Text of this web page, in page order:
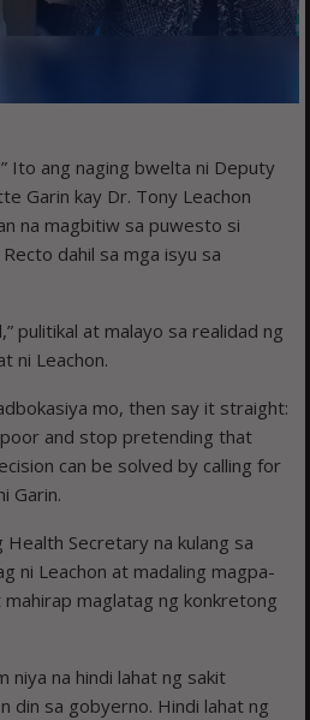
Ito ang naging bwelta ni Deputy
Garin kay Dr. Tony Leachon
na magbitiw sa puwesto si
dahil sa mga isyu sa
pulitikal at malayo sa realidad ng
ni Leachon.
mo, then say it straight:
and stop pretending that
can be solved by calling for
Garin.
Secretary na kulang sa
ni Leachon at madaling magpa-
maglatag ng konkretong
niya na hindi lahat ng sakit
din sa gobyerno. Hindi lahat ng